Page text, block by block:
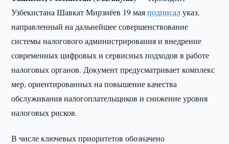
Узбекистана Шавкат Мирзиёев 19 маяподписалуказ,
направленный на дальнейшее совершенствование
системы налогового администрирования и внедрение
современных цифровых и сервисных подходов в работе
налоговых органов. Документ предусматривает комплекс
мер, ориентированных на повышение качества
обслуживания налогоплательщиков и снижение уровня
налоговых рисков.
В числе ключевых приоритетов обозначено